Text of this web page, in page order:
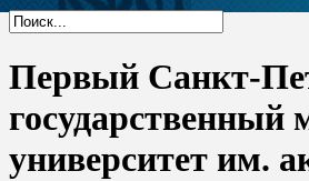
Первый Санкт-
государственный
университет им.